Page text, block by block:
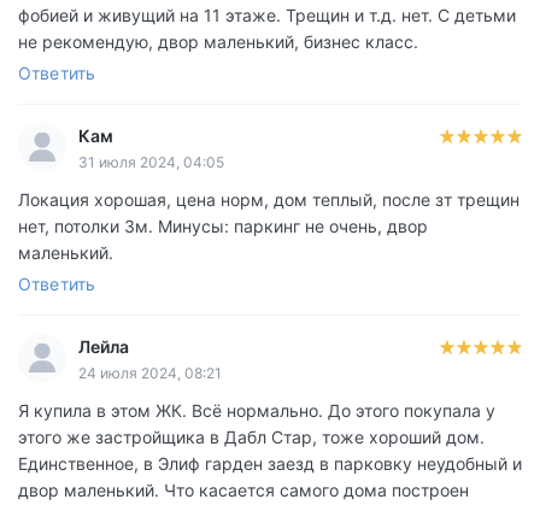
фобией и живущий на 11 этаже. Трещин и т.д. нет. С детьми
не рекомендую, двор маленький, бизнес класс.
Ответить
Кам
31 июля 2024, 04:05
Локация хорошая, цена норм, дом теплый, после зт трещин
нет, потолки 3м. Минусы: паркинг не очень, двор
маленький.
Ответить
Лейла
24 июля 2024, 08:21
Я купила в этом ЖК. Всё нормально. До этого покупала у
этого же застройщика в Дабл Стар, тоже хороший дом.
Единственное, в Элиф гарден заезд в парковку неудобный и
двор маленький. Что касается самого дома построен